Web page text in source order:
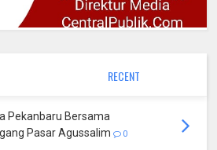
RECENT
Pekanbaru Bersama
Pasar Agussalim
0